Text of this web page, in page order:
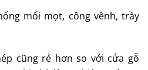
mối mọt, công vênh, trầy
cũng rẻ hơn so với cửa gỗ